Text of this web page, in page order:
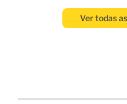
Ver todas